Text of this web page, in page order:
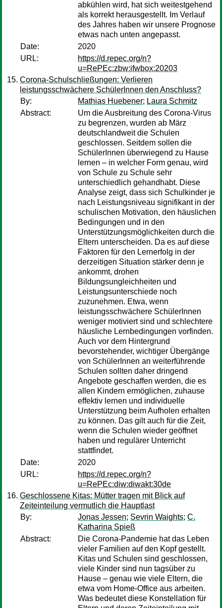
abkühlen wird, hat sich weitest­gehend
als korrekt herausgestellt. Im Verlauf
des Jahres haben wir unsere Prognose
etwas nach unten angepasst.
Date:
2020
URL:
https://d.repec.org/n?
u=RePEc:zbw:ifwbox:20203
Corona-Schulschließungen: Verlieren
leistungsschwächere SchülerInnen den Anschluss?
By:
Mathias Huebener; Laura Schmitz
Abstract:
Um die Ausbreitung des Corona-Virus
zu begrenzen, wurden ab März
deutschlandweit die Schulen
geschlossen. Seitdem sollen die
SchülerInnen überwiegend zu Hause
lernen – in welcher Form genau, wird
von Schule zu Schule sehr
unterschiedlich gehandhabt. Diese
Analyse zeigt, dass sich Schulkinder je
nach Leistungsniveau signifikant in der
schulischen Motivation, den häuslichen
Bedingungen und in den
Unterstützungsmöglichkeiten durch die
Eltern unterscheiden. Da es auf diese
Faktoren für den Lernerfolg in der
derzeitigen Situation stärker denn je
ankommt, drohen
Bildungsungleichheiten und
Leistungsunterschiede noch
zuzunehmen. Etwa, wenn
leistungsschwächere SchülerInnen
weniger motiviert sind und schlechtere
häusliche Lernbedingungen vorfinden.
Auch vor dem Hintergrund
bevorstehender, wichtiger Übergänge
von SchülerInnen an weiterführende
Schulen sollten daher dringend
Angebote geschaffen werden, die es
allen Kindern ermöglichen, zuhause
effektiv lernen und individuelle
Unterstützung beim Aufholen erhalten
zu können. Das gilt auch für die Zeit,
wenn die Schulen wieder geöffnet
haben und regulärer Unterricht
stattfindet.
Date:
2020
URL:
https://d.repec.org/n?
u=RePEc:diw:diwakt:30de
Geschlossene Kitas: Mütter tragen mit Blick auf
Zeiteinteilung vermutlich die Hauptlast
By:
Jonas Jessen; Sevrin Waights; C.
Katharina Spieß
Abstract:
Die Corona-Pandemie hat das Leben
vieler Familien auf den Kopf gestellt.
Kitas und Schulen sind geschlossen,
viele Kinder sind nun tagsüber zu
Hause – genau wie viele Eltern, die
etwa vom Home-Office aus arbeiten.
Was bedeutet diese Konstellation für